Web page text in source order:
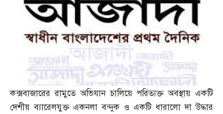
কক্সবাজারের রামুতে অভিযান চালিয়ে পরিত্যক্ত অবস্থায় একটি
দেশীয় ব্যারেলযুক্ত একনলা বন্দুক ও একটি ধারালো দা উদ্ধার